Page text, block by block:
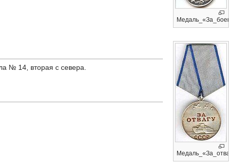
№ 14, вторая с севера.